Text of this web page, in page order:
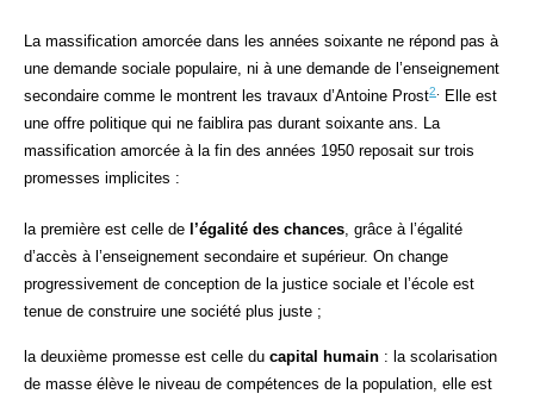
La massification amorcée dans les années soixante ne répond pas à
une demande sociale populaire, ni à une demande de l’enseignement
secondaire comme le montrent les travaux d’Antoine Prost2
Elle est
une offre politique qui ne faiblira pas durant soixante ans. La
massification amorcée à la fin des années 1950 reposait sur trois
promesses implicites :
la première est celle de l’égalité des chances , grâce à l’égalité
d’accès à l’enseignement secondaire et supérieur. On change
progressivement de conception de la justice sociale et l’école est
tenue de construire une société plus juste ;
la deuxième promesse est celle du capital humain : la scolarisation
de masse élève le niveau de compétences de la population, elle est